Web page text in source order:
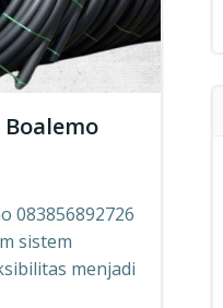
Boalemo
083856892726
sistem
menjadi